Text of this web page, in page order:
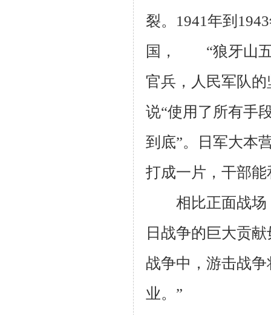
裂。1941年到
国， “狼牙山五
官兵，人民军队
说“使用了所有手
到底”。日军大本
打成一片，干部
相比正面战场
日战争的巨大贡
战争中，游击战
业。”